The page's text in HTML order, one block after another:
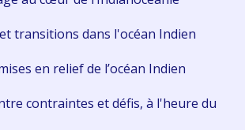
transitions dans l'océan Indien
en relief de l’océan Indien
contraintes et défis, à l'heure du